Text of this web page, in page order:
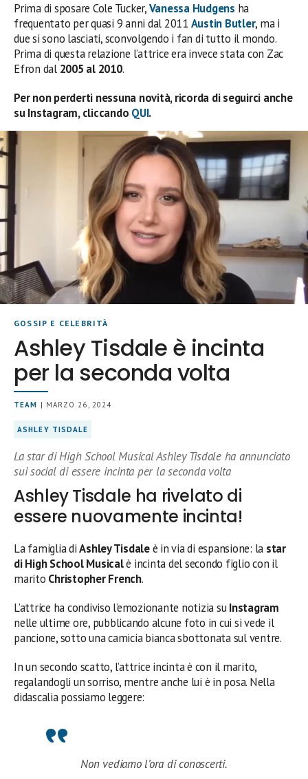
Prima di sposare Cole Tucker,Vanessa Hudgens ha
frequentato per quasi 9 anni dal 2011 Austin Butler, ma i
due si sono lasciati, sconvolgendo i fan di tutto il mondo.
Prima di questa relazione l’attrice era invece stata con Zac
Efron dal 2005 al 2010.
Per non perderti nessuna novità, ricorda di seguirci anche
su Instagram, cliccando QUI.
GOSSIP E CELEBRITÀ
Ashley Tisdale è incinta
per la seconda volta
TEAM | MARZO 26, 2024
ASHLEY TISDALE
La star di High School Musical Ashley Tisdale ha annunciato
sui social di essere incinta per la seconda volta
Ashley Tisdale ha rivelato di
essere nuovamente incinta!
La famiglia diAshley Tisdaleè in via di espansione: la star
di High School Musicalè incinta del secondo figlio con il
marito Christopher French.
L’attrice ha condiviso l’emozionante notizia suInstagram
nelle ultime ore, pubblicando alcune foto in cui si vede il
pancione, sotto una camicia bianca sbottonata sul ventre.
In un secondo scatto, l’attrice incinta è con il marito,
regalandogli un sorriso, mentre anche lui è in posa. Nella
didascalia possiamo leggere:
Non vediamo l’ora di conoscerti.